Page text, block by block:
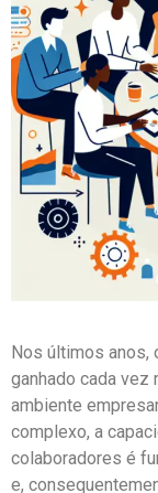
Nos últimos anos,
ganhado cada vez
ambiente
complexo, a
colaboradores é
e,